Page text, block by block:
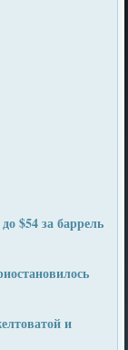
$54 за баррель
и